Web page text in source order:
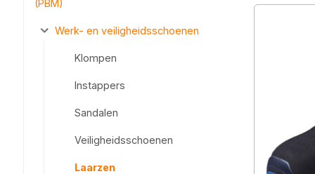
(PBM)
Werk- en veiligheidsschoenen
Klompen
Instappers
Sandalen
Veiligheidsschoenen
Laarzen